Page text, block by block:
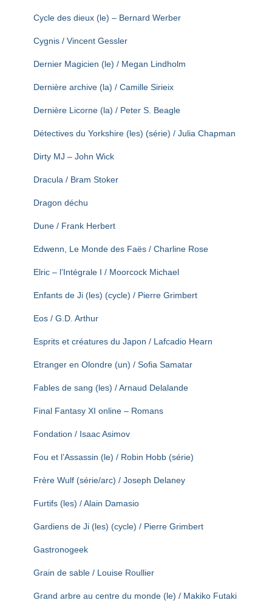
Cycle des dieux (le) – Bernard Werber
Cygnis / Vincent Gessler
Dernier Magicien (le) / Megan Lindholm
Dernière archive (la) / Camille Sirieix
Dernière Licorne (la) / Peter S. Beagle
Détectives du Yorkshire (les) (série) / Julia Chapman
Dirty MJ – John Wick
Dracula / Bram Stoker
Dragon déchu
Dune / Frank Herbert
Edwenn, Le Monde des Faës / Charline Rose
Elric – l’Intégrale I / Moorcock Michael
Enfants de Ji (les) (cycle) / Pierre Grimbert
Eos / G.D. Arthur
Esprits et créatures du Japon / Lafcadio Hearn
Etranger en Olondre (un) / Sofia Samatar
Fables de sang (les) / Arnaud Delalande
Final Fantasy XI online – Romans
Fondation / Isaac Asimov
Fou et l’Assassin (le) / Robin Hobb (série)
Frère Wulf (série/arc) / Joseph Delaney
Furtifs (les) / Alain Damasio
Gardiens de Ji (les) (cycle) / Pierre Grimbert
Gastronogeek
Grain de sable / Louise Roullier
Grand arbre au centre du monde (le) / Makiko Futaki